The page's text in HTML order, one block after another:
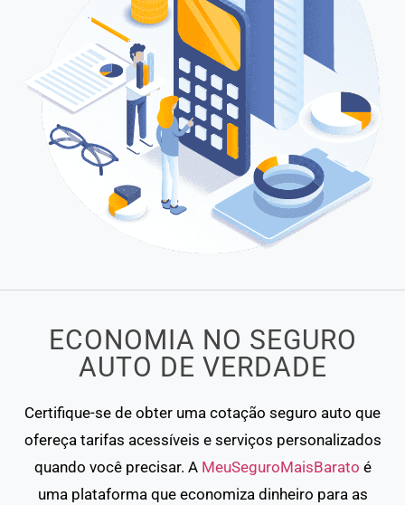
ECONOMIA NO SEGURO
AUTO DE VERDADE
Certifique-se de obter uma cotação seguro auto que
ofereça tarifas acessíveis e serviços personalizados
quando você precisar. A MeuSeguroMaisBarato é
uma plataforma que economiza dinheiro para as